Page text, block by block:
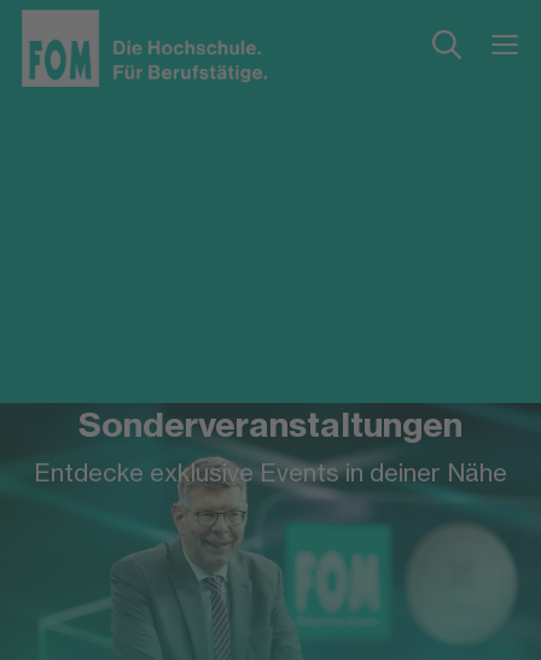
Sonderveranstaltungen
Entdecke exklusive Events in deiner Nähe